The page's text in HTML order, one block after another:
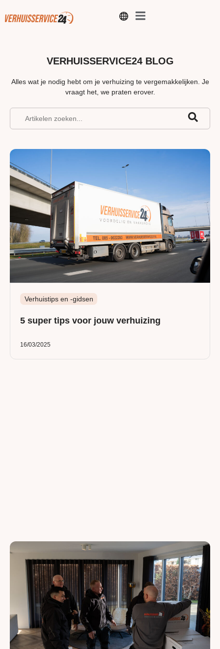
VERHUISSERVICE24 BLOG
Alles wat je nodig hebt om je verhuizing te vergemakkelijken. Je
vraagt ​​het, we praten erover.
Verhuistips en -gidsen
5 super tips voor jouw verhuizing
16/03/2025